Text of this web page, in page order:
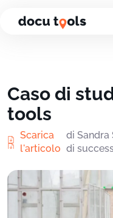
Caso di
tools
Scarica
l'articolo
di Sandra
di